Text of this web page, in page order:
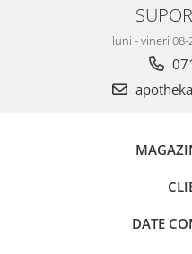
luni - vineri 08-
DATE